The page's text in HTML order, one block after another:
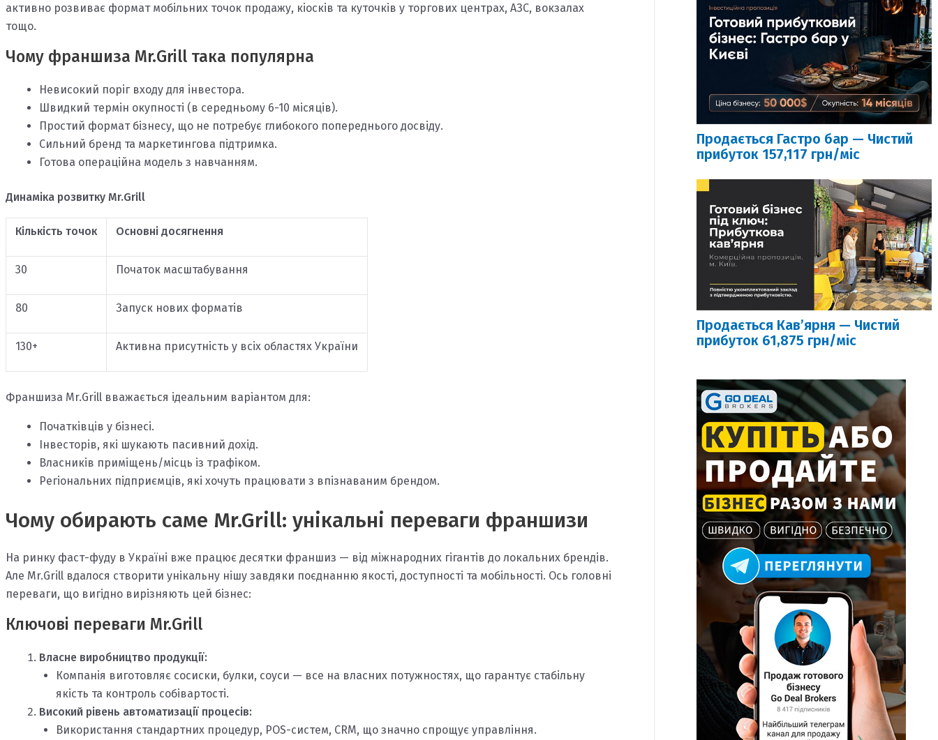
активно розвиває формат мобільних точок продажу, кіосків та куточків у торгових центрах, АЗС, вокзалах
тощо.
Чому франшиза Mr.Grill така популярна
Невисокий поріг входу для інвестора.
Швидкий термін окупності (в середньому 6-10 місяців).
Простий формат бізнесу, що не потребує глибокого попереднього досвіду.
Сильний бренд та маркетингова підтримка.
Готова операційна модель з навчанням.
Динаміка розвитку Mr.Grill
Кількість точок Основні досягнення
30 Початок масштабування
80 Запуск нових форматів
130+ Активна присутність у всіх областях України
Франшиза Mr.Grill вважається ідеальним варіантом для:
Початківців у бізнесі.
Інвесторів, які шукають пасивний дохід.
Власників приміщень/місць із трафіком.
Регіональних підприємців, які хочуть працювати з впізнаваним брендом.
Чому обирають саме Mr.Grill: унікальні переваги франшизи
На ринку фаст-фуду в Україні вже працює десятки франшиз — від міжнародних гігантів до локальних брендів.
Але Mr.Grill вдалося створити унікальну нішу завдяки поєднанню якості, доступності та мобільності. Ось головні
переваги, що вигідно вирізняють цей бізнес:
Ключові переваги Mr.Grill
Власне виробництво продукції:
Компанія виготовляє сосиски, булки, соуси — все на власних потужностях, що гарантує стабільну
якість та контроль собівартості.
Високий рівень автоматизації процесів:
Використання стандартних процедур, POS-систем, CRM, що значно спрощує управління.
Продається Гастро бар — Чистий
прибуток 157,117 грн/міс
Продається Кавʼярня — Чистий
прибуток 61,875 грн/міс